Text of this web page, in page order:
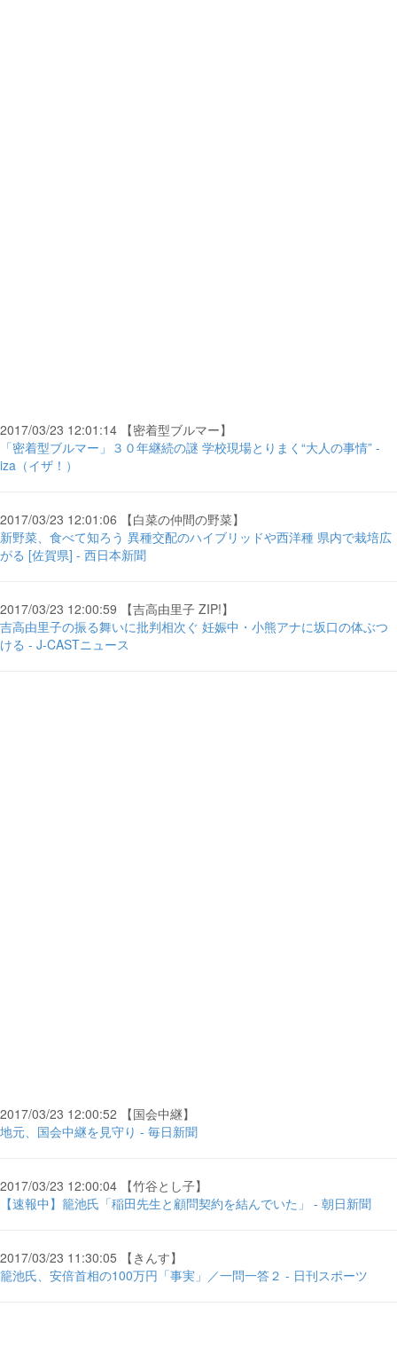
2017/03/23 12:01:14 【密着型ブルマー】
「密着型ブルマー」３０年継続の謎 学校現場とりまく“大人の事情” -
iza（イザ！）
2017/03/23 12:01:06 【白菜の仲間の野菜】
新野菜、食べて知ろう 異種交配のハイブリッドや西洋種 県内で栽培広
がる [佐賀県] - 西日本新聞
2017/03/23 12:00:59 【吉高由里子 ZIP!】
吉高由里子の振る舞いに批判相次ぐ 妊娠中・小熊アナに坂口の体ぶつ
ける - J-CASTニュース
2017/03/23 12:00:52 【国会中継】
地元、国会中継を見守り - 毎日新聞
2017/03/23 12:00:04 【竹谷とし子】
【速報中】籠池氏「稲田先生と顧問契約を結んでいた」 - 朝日新聞
2017/03/23 11:30:05 【きんす】
籠池氏、安倍首相の100万円「事実」／一問一答２ - 日刊スポーツ